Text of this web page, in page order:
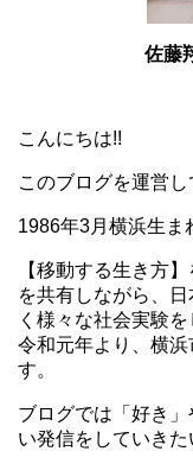
佐藤
こんにちは!!
このブログを運営し
1986年3月横浜生ま
【移動する生き方
を共有しながら、
く様々な社会実験を
令和元年より、横
す。
ブログでは「好き
い発信をしていきた